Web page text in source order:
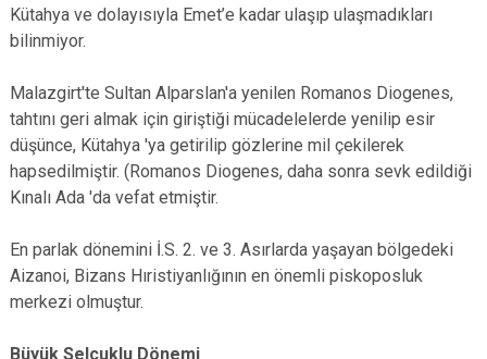
Kütahya ve dolayısıyla Emet’e kadar ulaşıp ulaşmadıkları
bilinmiyor.
Malazgirt'te Sultan Alparslan'a yenilen Romanos Diogenes,
tahtını geri almak için giriştiği mücadelelerde yenilip esir
düşünce, Kütahya 'ya getirilip gözlerine mil çekilerek
hapsedilmiştir. (Romanos Diogenes, daha sonra sevk edildiği
Kınalı Ada 'da vefat etmiştir.
En parlak dönemini İ.S. 2. ve 3. Asırlarda yaşayan bölgedeki
Aizanoi, Bizans Hıristiyanlığının en önemli piskoposluk
merkezi olmuştur.
Büyük Selçuklu Dönemi